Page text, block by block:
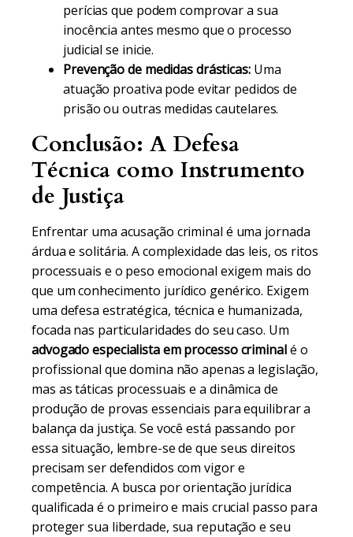
perícias que podem comprovar a sua
inocência antes mesmo que o processo
judicial se inicie.
Prevenção de medidas drásticas:Uma
atuação proativa pode evitar pedidos de
prisão ou outras medidas cautelares.
Conclusão: A Defesa
Técnica como Instrumento
de Justiça
Enfrentar uma acusação criminal é uma jornada
árdua e solitária. A complexidade das leis, os ritos
processuais e o peso emocional exigem mais do
que um conhecimento jurídico genérico. Exigem
uma defesa estratégica, técnica e humanizada,
focada nas particularidades do seu caso. Um
advogado especialista em processo criminalé o
profissional que domina não apenas a legislação,
mas as táticas processuais e a dinâmica de
produção de provas essenciais para equilibrar a
balança da justiça. Se você está passando por
essa situação, lembre-se de que seus direitos
precisam ser defendidos com vigor e
competência. A busca por orientação jurídica
qualificada é o primeiro e mais crucial passo para
proteger sua liberdade, sua reputação e seu